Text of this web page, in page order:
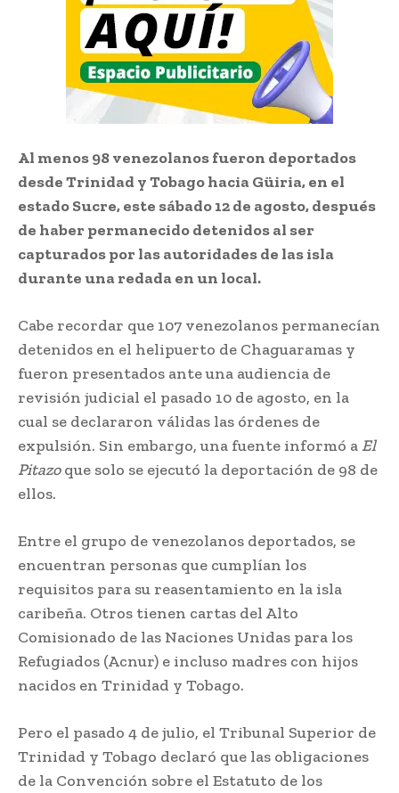
Al menos 98 venezolanos fueron deportados
desde Trinidad y Tobago hacia Güiria, en el
estado Sucre, este sábado 12 de agosto, después
de haber permanecido detenidos al ser
capturados por las autoridades de las isla
durante una redada en un local.
Cabe recordar que 107 venezolanos permanecían
detenidos en el helipuerto de Chaguaramas y
fueron presentados ante una audiencia de
revisión judicial el pasado 10 de agosto, en la
cual se declararon válidas las órdenes de
expulsión. Sin embargo, una fuente informó a El
Pitazoque solo se ejecutó la deportación de 98 de
ellos.
Entre el grupo de venezolanos deportados, se
encuentran personas que cumplían los
requisitos para su reasentamiento en la isla
caribeña. Otros tienen cartas del Alto
Comisionado de las Naciones Unidas para los
Refugiados (Acnur) e incluso madres con hijos
nacidos en Trinidad y Tobago.
Pero el pasado 4 de julio, el Tribunal Superior de
Trinidad y Tobago declaró que las obligaciones
de la Convención sobre el Estatuto de los